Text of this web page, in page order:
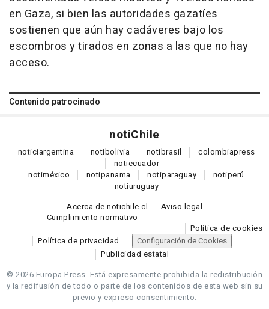
en Gaza, si bien las autoridades gazatíes
sostienen que aún hay cadáveres bajo los
escombros y tirados en zonas a las que no hay
acceso.
Contenido patrocinado
notiChile
noticiargentina notibolivia notibrasil colombiapress
notiecuador
notiméxico notipanama notiparaguay notiperú
notiuruguay
Acerca de notichile.cl
Aviso legal
Cumplimiento normativo
Política de cookies
Política de privacidad
Configuración de Cookies
Publicidad estatal
© 2026 Europa Press. Está expresamente prohibida la redistribución
y la redifusión de todo o parte de los contenidos de esta web sin su
previo y expreso consentimiento.